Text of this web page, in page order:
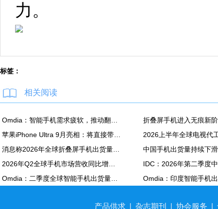
力。
标签：
相关阅读
产品供求 杂志期刊 协会服务